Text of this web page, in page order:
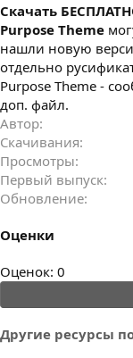
Cкачать
Purpose Theme
нашли новую
отдельно
Purpose Theme -
доп. файл.
Автор
Скачивания
Просмотры
Первый выпуск
Обновление
Оценки
0
.
0
0
з
Оценок: 0
Другие ресурсы